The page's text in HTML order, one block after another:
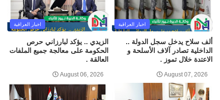
اخبار العراقية
ألف سلاح يدخل سجل الدولة ..
الداخلية تصادر آلاف الأسلحة و
الاعتدة خلال تموز .
August 07, 2026
اخبار العراقية
الزيدي .. يؤكد لبارزاني حرص
الحكومة على معالجة جميع الملفات
العالقة .
August 06, 2026